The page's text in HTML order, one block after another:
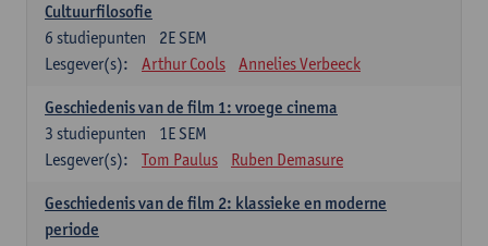
Cultuurfilosofie
2E SEM
6 studiepunten
Lesgever(s):
Arthur Cools Annelies Verbeeck
Geschiedenis van de film 1: vroege cinema
1E SEM
3 studiepunten
Lesgever(s):
Tom Paulus Ruben Demasure
Geschiedenis van de film 2: klassieke en moderne
periode